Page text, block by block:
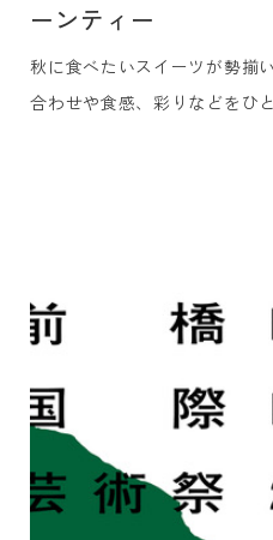
ーンティー
秋に食べたいスイーツが勢揃
合わせや食感、彩りなどをひ
贅沢に3品をご用意しました
に5年連続掲載の白井屋ホテ
ザ・レストラン」を率いるヘ
季節の食材の旨みを一口サイ